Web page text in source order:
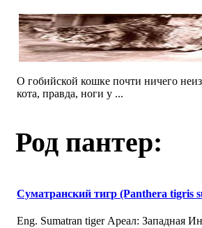
О гобийской кошке почти ничего
кота, правда, ноги у ...
Род пантер:
Суматранский тигр (Panthera tigris
Eng. Sumatran tiger Ареал: Западная